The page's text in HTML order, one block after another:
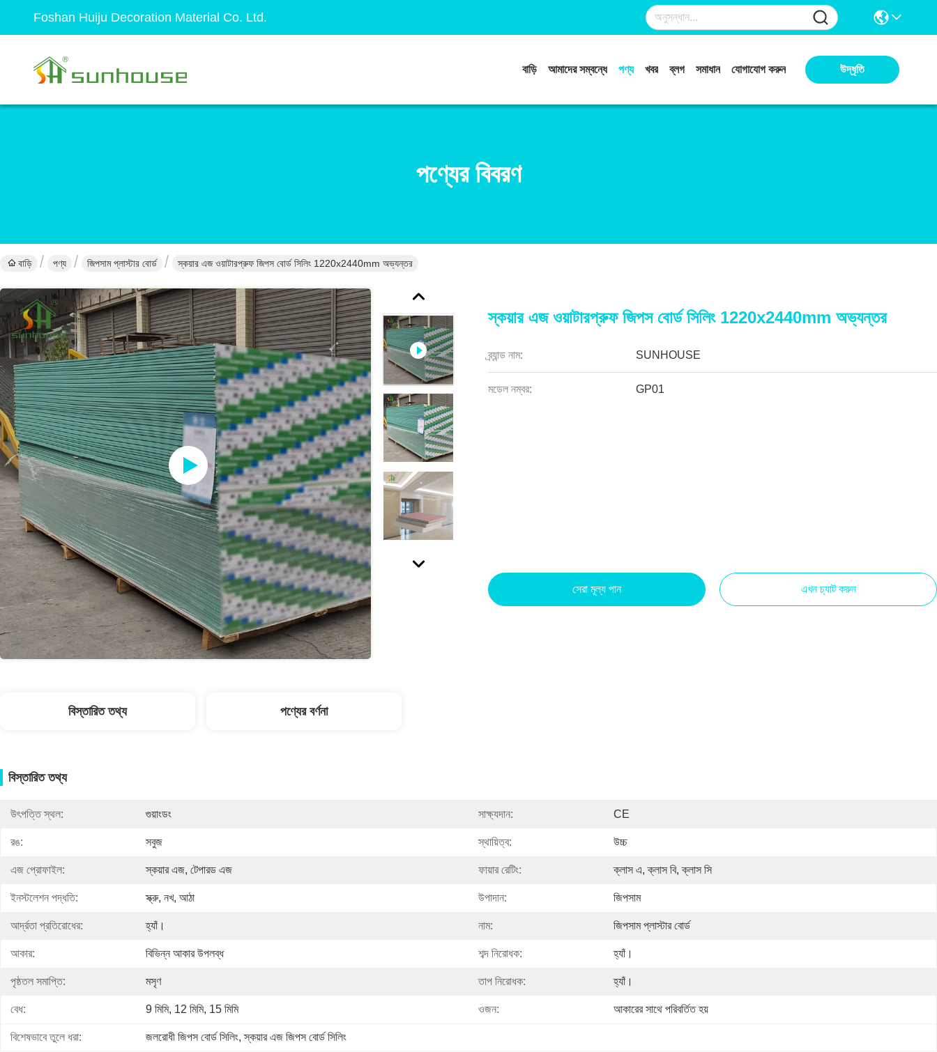
Foshan Huiju Decoration Material Co. Ltd.
বাড়ি আমাদের সম্বন্ধে পণ্য খবর ব্লগ সমাধান যোগাযোগ করুন উদ্ধৃতি
পণ্যের বিবরণ
বাড়ি পণ্য জিপসাম প্লাস্টার বোর্ড স্কয়ার এজ ওয়াটারপ্রুফ জিপস বোর্ড সিলিং 1220x2440mm অভ্যন্তর
স্কয়ার এজ ওয়াটারপ্রুফ জিপস বোর্ড সিলিং 1220x2440mm অভ্যন্তর
ব্র্যান্ড নাম: SUNHOUSE
মডেল নম্বর: GP01
সেরা মূল্য পান এখন চ্যাট করুন
বিস্তারিত তথ্য পণ্যের বর্ণনা
বিস্তারিত তথ্য
উৎপত্তি স্থল: গুয়াংডং সাক্ষ্যদান: CE
রঙ: সবুজ স্থায়িত্ব: উচ্চ
এজ প্রোফাইল: স্কয়ার এজ, টেপারড এজ ফায়ার রেটিং: ক্লাস এ, ক্লাস বি, ক্লাস সি
ইনস্টলেশন পদ্ধতি: স্ক্রু, নখ, আঠা উপাদান: জিপসাম
আর্দ্রতা প্রতিরোধের: হ্যাঁ। নাম: জিপসাম প্লাস্টার বোর্ড
আকার: বিভিন্ন আকার উপলব্ধ শব্দ নিরোধক: হ্যাঁ।
পৃষ্ঠতল সমাপ্তি: মসৃণ তাপ নিরোধক: হ্যাঁ।
বেধ: 9 মিমি, 12 মিমি, 15 মিমি ওজন: আকারের সাথে পরিবর্তিত হয়
বিশেষভাবে তুলে ধরা: জলরোধী জিপস বোর্ড সিলিং, স্কয়ার এজ জিপস বোর্ড সিলিং